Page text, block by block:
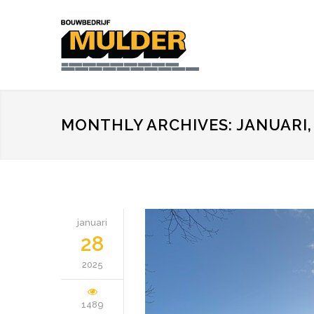
MONTHLY ARCHIVES:
januari
28
2025
1489